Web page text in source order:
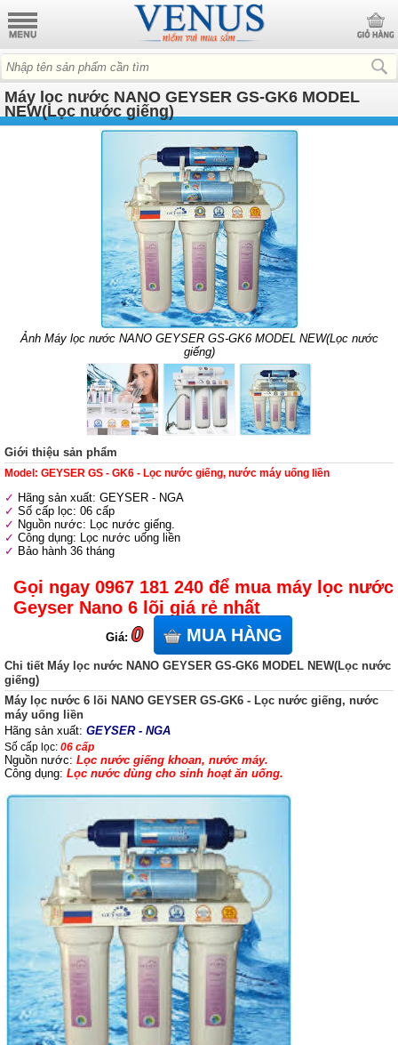
Máy lọc nước NANO GEYSER GS-GK6 MODEL
NEW(Lọc nước giếng)
Ảnh Máy lọc nước NANO GEYSER GS-GK6 MODEL NEW(Lọc nước
giếng)
Giới thiệu sản phẩm
Model: GEYSER GS - GK6 - Lọc nước giếng, nước máy uống liền
Hãng sản xuất: GEYSER - NGA
Số cấp lọc: 06 cấp
Nguồn nước: Lọc nước giếng.
Công dụng: Lọc nước uống liền
Bảo hành 36 tháng
Gọi ngay 0967 181 240 để mua máy lọc nước
Geyser Nano 6 lõi giá rẻ nhất
Giá: 0 MUA HÀNG
Chi tiết Máy lọc nước NANO GEYSER GS-GK6 MODEL NEW(Lọc nước
giếng)
Máy lọc nước 6 lõi NANO GEYSER GS-GK6 - Lọc nước giếng, nước
máy uống liền
Hãng sản xuất: GEYSER - NGA
Số cấp lọc: 06 cấp
Nguồn nước: Lọc nước giếng khoan, nước máy.
Công dụng: Lọc nước dùng cho sinh hoạt ăn uống.